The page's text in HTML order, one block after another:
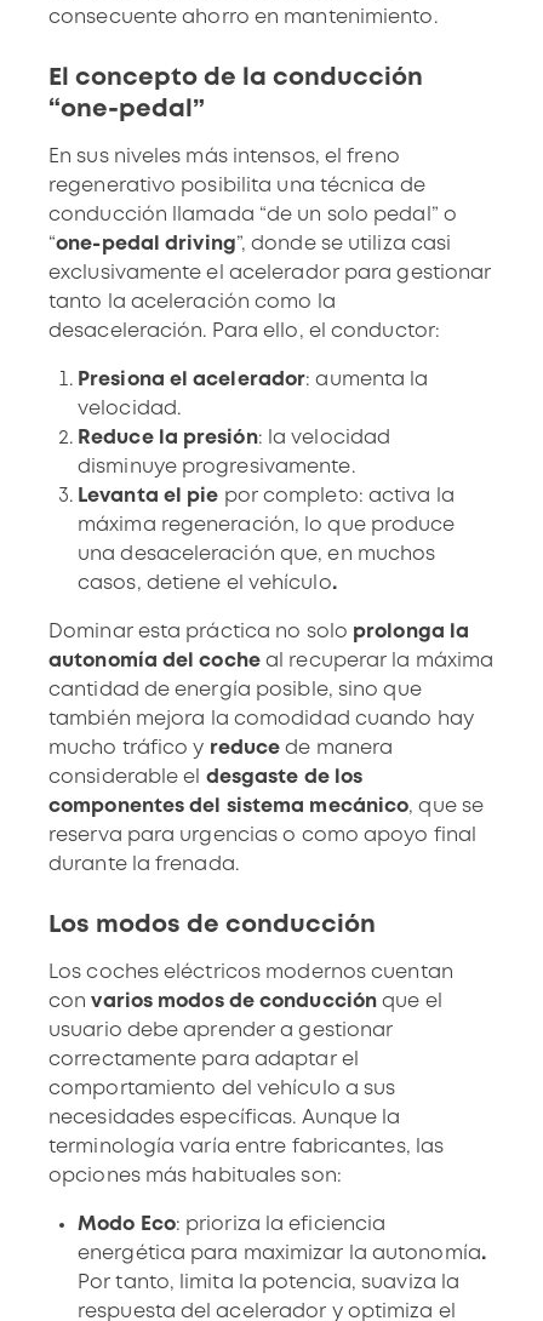
consecuente ahorro en mantenimiento.
El concepto de la conducción
“one-pedal”
En sus niveles más intensos, el freno
regenerativo posibilita una técnica de
conducción llamada “de un solo pedal” o
“one-pedal driving”, donde se utiliza casi
exclusivamente el acelerador para gestionar
tanto la aceleración como la
desaceleración. Para ello, el conductor:
Presiona el acelerador: aumenta la
velocidad.
Reduce la presión: la velocidad
disminuye progresivamente.
Levanta el pie por completo: activa la
máxima regeneración, lo que produce
una desaceleración que, en muchos
casos, detiene el vehículo.
Dominar esta práctica no solo prolonga la
autonomía del cocheal recuperar la máxima
cantidad de energía posible, sino que
también mejora la comodidad cuando hay
mucho tráfico y reduce de manera
considerable el desgaste de los
componentes del sistema mecánico, que se
reserva para urgencias o como apoyo final
durante la frenada.
Los modos de conducción
Los coches eléctricos modernos cuentan
convarios modos de conducción que el
usuario debe aprender a gestionar
correctamente para adaptar el
comportamiento del vehículo a sus
necesidades específicas. Aunque la
terminología varía entre fabricantes, las
opciones más habituales son:
Modo Eco: prioriza la eficiencia
energética para maximizar la autonomía.
Por tanto, limita la potencia, suaviza la
respuesta del acelerador y optimiza el